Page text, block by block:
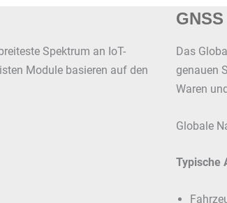
Spektrum an IoT-
Module basieren auf den
Das
genauen
Waren
Globale
Typische